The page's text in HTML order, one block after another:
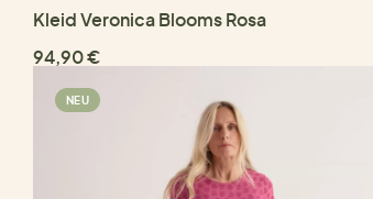
Kleid Veronica Blooms Rosa
94,90 €
NEU